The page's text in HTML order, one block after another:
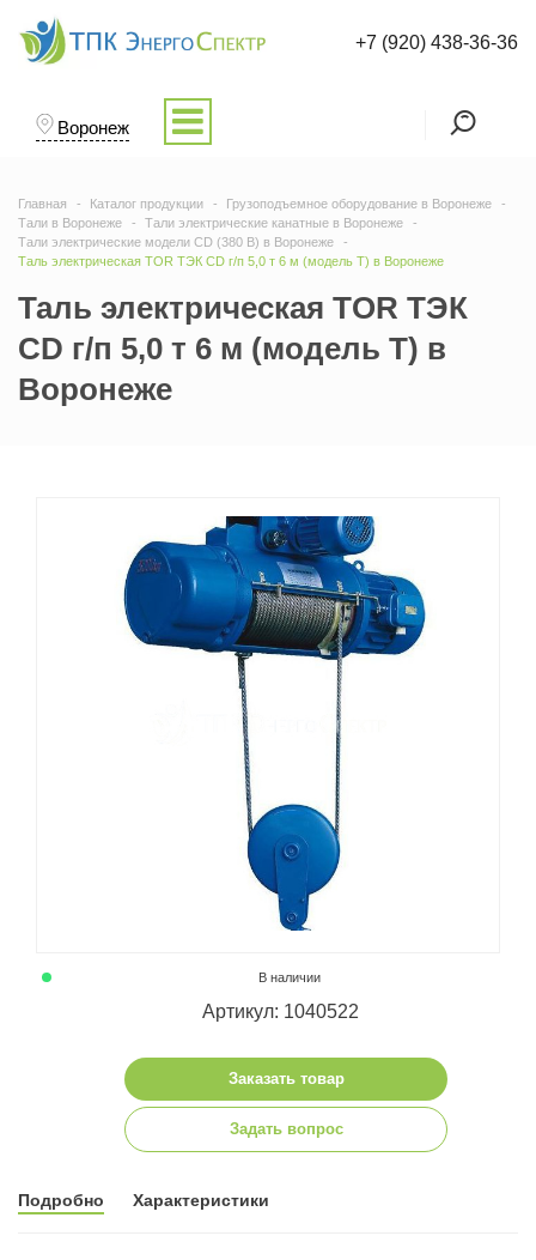
Воронеж
+7 (920) 438-36-36
Главная Каталог продукции
Грузоподъемное оборудование в Воронеже
Тали в Воронеже
Тали электрические канатные в Воронеже
Тали электрические модели CD (380 В) в Воронеже
Таль электрическая TOR ТЭК CD г/п 5,0 т 6 м (модель T) в Воронеже
Таль электрическая TOR ТЭК
CD г/п 5,0 т 6 м (модель T) в
Воронеже
В наличии
Артикул: 1040522
Заказать товар
Задать вопрос
Подробно Характеристики